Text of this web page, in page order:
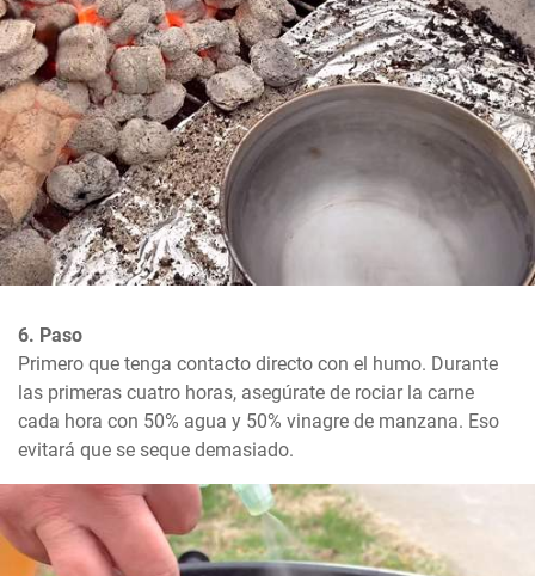
6. Paso
Primero que tenga contacto directo con el humo. Durante
las primeras cuatro horas, asegúrate de rociar la carne
cada hora con 50% agua y 50% vinagre de manzana. Eso
evitará que se seque demasiado.